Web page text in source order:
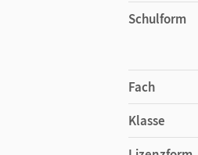
Schulform
Fach
Klasse